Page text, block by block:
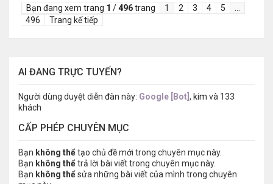
Bạn đang xem trang 1 /496trang 1 2 3 4 5
496
Trang kế tiếp
AI ĐANG TRỰC TUYẾN?
Người dùng duyệt diễn đàn này: Google [Bot] , kim và 133
khách
CẤP PHÉP CHUYÊN MỤC
Bạn không thểtạo chủ đề mới trong chuyên mục này.
Bạn không thểtrả lời bài viết trong chuyên mục này.
Bạn không thểsửa những bài viết của mình trong chuyên